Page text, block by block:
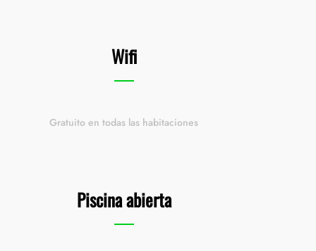
Wifi
Gratuito en todas las habitaciones
Piscina abierta